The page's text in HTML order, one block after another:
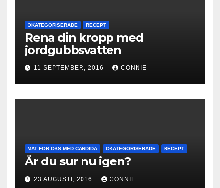
OKATEGORISERADE RECEPT
Rena din kropp med
jordgubbsvatten
11 SEPTEMBER, 2016 CONNIE
MAT FÖR OSS MED CANDIDA OKATEGORISERADE RECEPT
Är du sur nu igen?
23 AUGUSTI, 2016 CONNIE